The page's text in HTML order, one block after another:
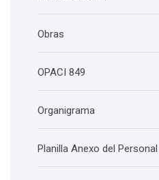
Obras
OPACI 849
Organigrama
Planilla Anexo del Personal